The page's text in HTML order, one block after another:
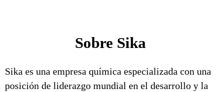
Sobre Sika
Sika es una empresa química especializada con una
posición de liderazgo mundial en el desarrollo y la